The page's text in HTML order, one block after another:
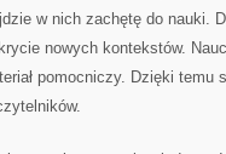
w nich zachętę do nauki.
nowych kontekstów.
pomocniczy. Dzięki temu